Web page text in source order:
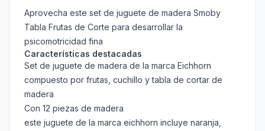
Aprovecha este set de juguete de madera Smoby
Tabla Frutas de Corte para desarrollar la
psicomotricidad fina
Características destacadas
Set de juguete de madera de la marca Eichhorn
compuesto por frutas, cuchillo y tabla de cortar de
madera
Con 12 piezas de madera
este juguete de la marca eichhorn incluye naranja,